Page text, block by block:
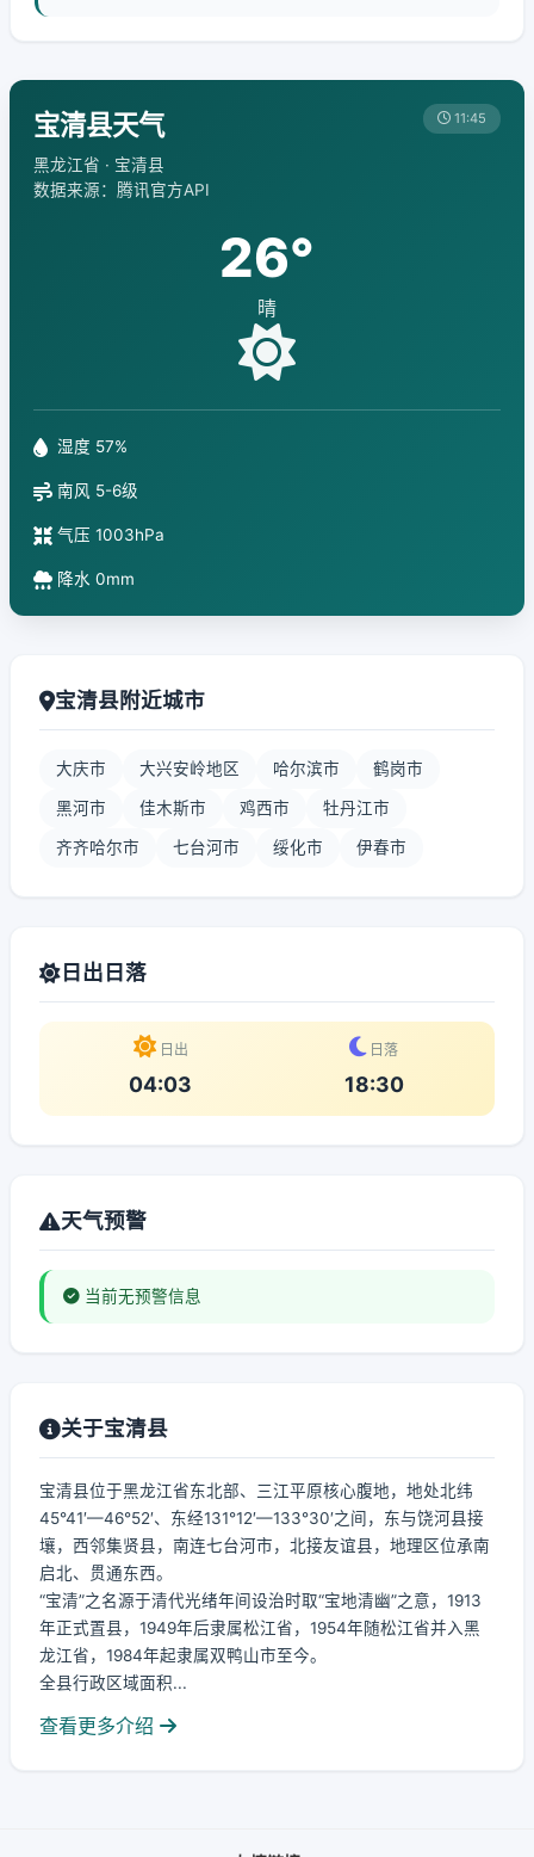
宝清县天气
黑龙江省 · 宝清县
数据来源：腾讯官方API
11:45
26°
晴
湿度 57%
南风 5-6级
气压 1003hPa
降水 0mm
宝清县附近城市
大庆市 大兴安岭地区 哈尔滨市 鹤岗市
黑河市 佳木斯市 鸡西市 牡丹江市
齐齐哈尔市 七台河市 绥化市 伊春市
日出日落
日出
04:03
日落
18:30
天气预警
当前无预警信息
关于宝清县
宝清县位于黑龙江省东北部、三江平原核心腹地，地处北纬
45°41′—46°52′、东经131°12′—133°30′之间，东与饶河县接
壤，西邻集贤县，南连七台河市，北接友谊县，地理区位承南
启北、贯通东西。
“宝清”之名源于清代光绪年间设治时取“宝地清幽”之意，1913
年正式置县，1949年后隶属松江省，1954年随松江省并入黑
龙江省，1984年起隶属双鸭山市至今。
全县行政区域面积...
查看更多介绍